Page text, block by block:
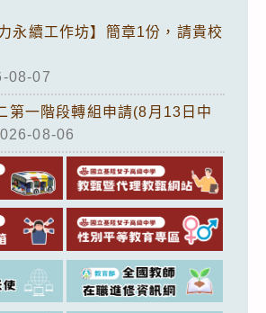
永續工作坊】簡章1份，請貴校
08-07
第一階段轉組申請(8月13日中
08-06